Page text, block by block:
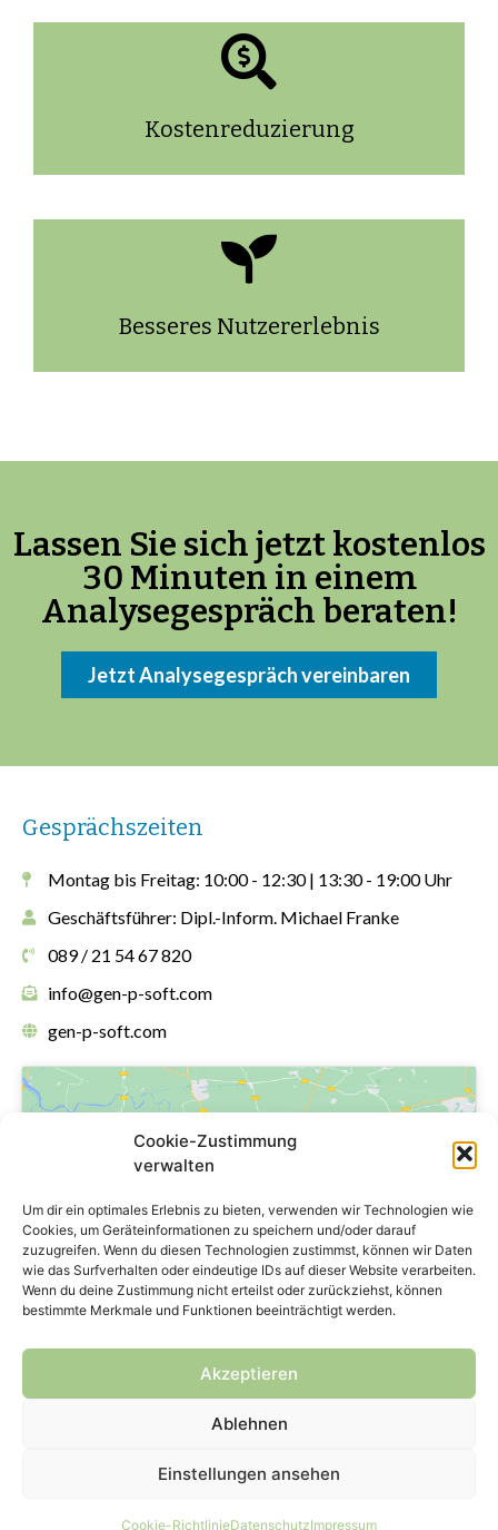
Cookie-Zustimmung
verwalten
Um dir ein optimales Erlebnis zu bieten, verwenden wir Technologien wie
Cookies, um Geräteinformationen zu speichern und/oder darauf
zuzugreifen. Wenn du diesen Technologien zustimmst, können wir Daten
wie das Surfverhalten oder eindeutige IDs auf dieser Website verarbeiten.
Wenn du deine Zustimmung nicht erteilst oder zurückziehst, können
bestimmte Merkmale und Funktionen beeinträchtigt werden.
Akzeptieren
Ablehnen
Einstellungen ansehen
Cookie-RichtlinieDatenschutzImpressum
Kostenreduzierung
Besseres Nutzererlebnis
Lassen Sie sich jetzt kostenlos
30 Minuten in einem
Analysegespräch beraten!
Jetzt Analysegespräch vereinbaren
Gesprächszeiten
Montag bis Freitag: 10:00 - 12:30 | 13:30 - 19:00 Uhr
Geschäftsführer: Dipl.-Inform. Michael Franke
089 / 21 54 67 820
info@gen-p-soft.com
gen-p-soft.com
Klicke hier, um Marketing-Cookies zu
akzeptieren und diesen Inhalt zu
aktivieren
Impressum Datenschutz